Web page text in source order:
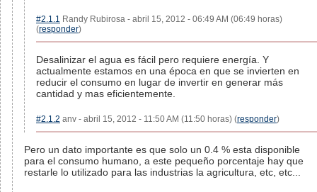
#2.1.1 Randy Rubirosa - abril 15, 2012 - 06:49 AM (06:49 horas)
(responder)
Desalinizar el agua es fácil pero requiere energía. Y
actualmente estamos en una época en que se invierten en
reducir el consumo en lugar de invertir en generar más
cantidad y mas eficientemente.
#2.1.2 anv - abril 15, 2012 - 11:50 AM (11:50 horas) (responder)
Pero un dato importante es que solo un 0.4 % esta disponible
para el consumo humano, a este pequeño porcentaje hay que
restarle lo utilizado para las industrias la agricultura, etc, etc...